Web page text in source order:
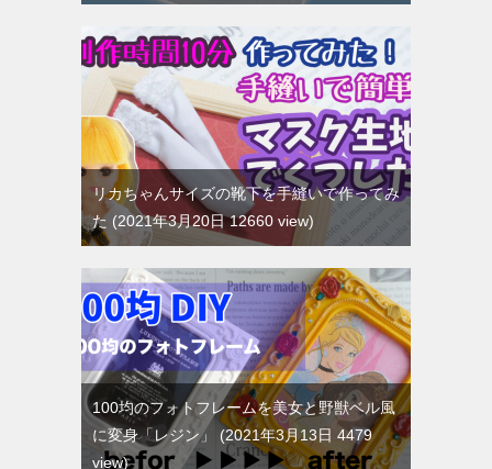
リカちゃんサイズの靴下を手縫いで作ってみ
た
2021年3月20日 12660 view
100均のフォトフレームを美女と野獣ベル風
に変身「レジン」
2021年3月13日 4479
view